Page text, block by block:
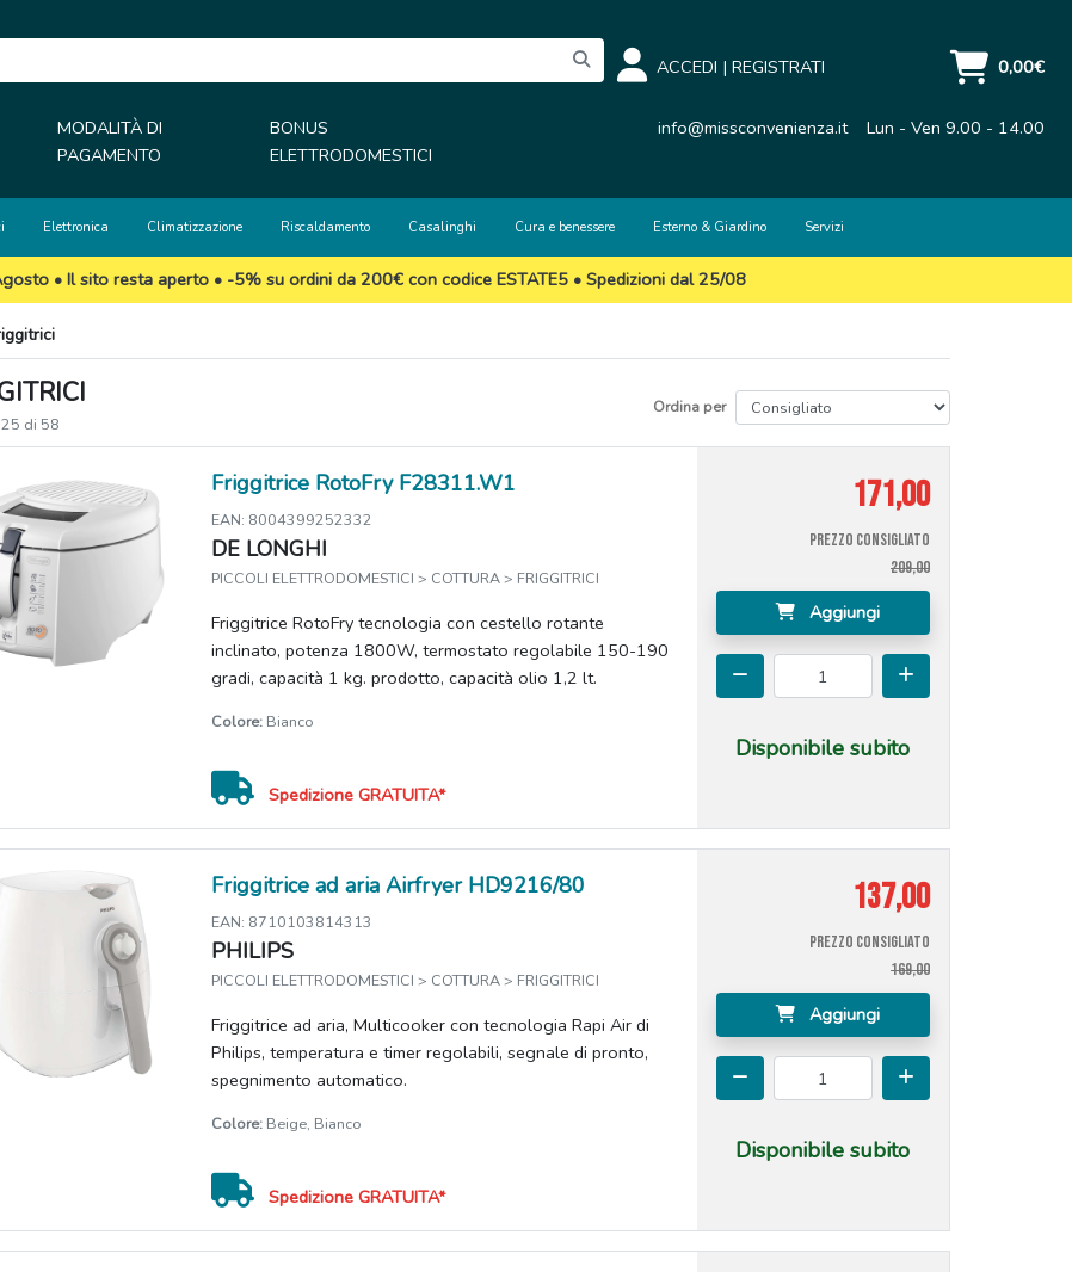
ACCEDI | REGISTRATI 0,00€
MODALITÀ DI
PAGAMENTO
BONUS
ELETTRODOMESTICI
info@missconvenienza.it Lun - Ven 9.00 - 14.00
Elettronica Climatizzazione Riscaldamento Casalinghi Cura e benessere Esterno & Giardino Servizi
• Il sito resta aperto • -5% su ordini da 200€ con codice ESTATE5 • Spedizioni dal 25/08
di 58
Ordina per
Friggitrice RotoFry F28311.W1
EAN: 8004399252332
DE LONGHI
PICCOLI ELETTRODOMESTICI > COTTURA > FRIGGITRICI
Friggitrice RotoFry tecnologia con cestello rotante
inclinato, potenza 1800W, termostato regolabile 150-190
gradi, capacità 1 kg. prodotto, capacità olio 1,2 lt.
Colore: Bianco
Spedizione GRATUITA*
171,00
PREZZO CONSIGLIATO
209,00
Aggiungi
Disponibile subito
Friggitrice ad aria Airfryer HD9216/80
EAN: 8710103814313
PHILIPS
PICCOLI ELETTRODOMESTICI > COTTURA > FRIGGITRICI
Friggitrice ad aria, Multicooker con tecnologia Rapi Air di
Philips, temperatura e timer regolabili, segnale di pronto,
spegnimento automatico.
Colore: Beige, Bianco
Spedizione GRATUITA*
137,00
PREZZO CONSIGLIATO
169,00
Aggiungi
Disponibile subito